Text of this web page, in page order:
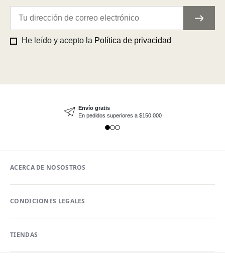
He leído y acepto la Política de privacidad
Envío gratis
En pedidos superiores a $150.000
ACERCA DE NOSOSTROS
CONDICIONES LEGALES
TIENDAS